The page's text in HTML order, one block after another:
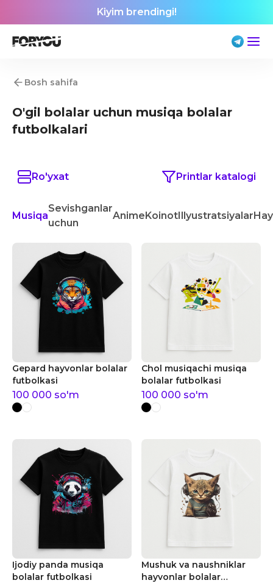
Kiyim brendingi!
Bosh sahifa
O'gil bolalar uchun musiqa bolalar
futbolkalari
Ro'yxat Printlar katalogi
Musiqa
Sevishganlar
uchun
AnimeKoinotIllyustratsiyalar
Gepard hayvonlar bolalar
futbolkasi
100 000 so'm
Chol musiqachi musiqa
bolalar futbolkasi
100 000 so'm
Ijodiy panda musiqa
bolalar futbolkasi
Mushuk va naushniklar
hayvonlar bolalar